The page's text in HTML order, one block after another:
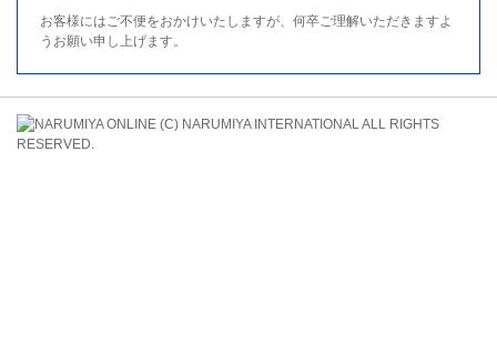
お客様にはご不便をおかけいたしますが、何卒ご理解いただきますよ
うお願い申し上げます。